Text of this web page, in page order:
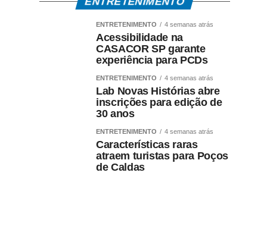
ENTRETENIMENTO 4 semanas atrás
Acessibilidade na
CASACOR SP garante
experiência para PCDs
ENTRETENIMENTO 4 semanas atrás
Lab Novas Histórias abre
inscrições para edição de
30 anos
ENTRETENIMENTO 4 semanas atrás
Características raras
atraem turistas para Poços
de Caldas